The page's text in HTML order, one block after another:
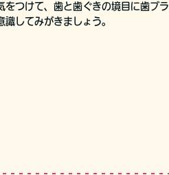
つけて、歯と歯ぐきの境目に歯ブラ
してみがきましょう。